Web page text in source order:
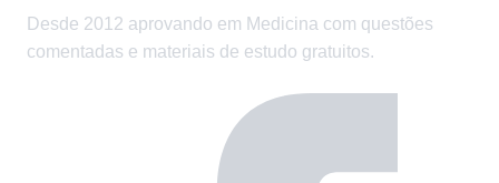
Desde 2012 aprovando em Medicina com questões
comentadas e materiais de estudo gratuitos.